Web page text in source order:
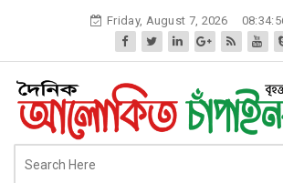
Friday, August 7, 2026